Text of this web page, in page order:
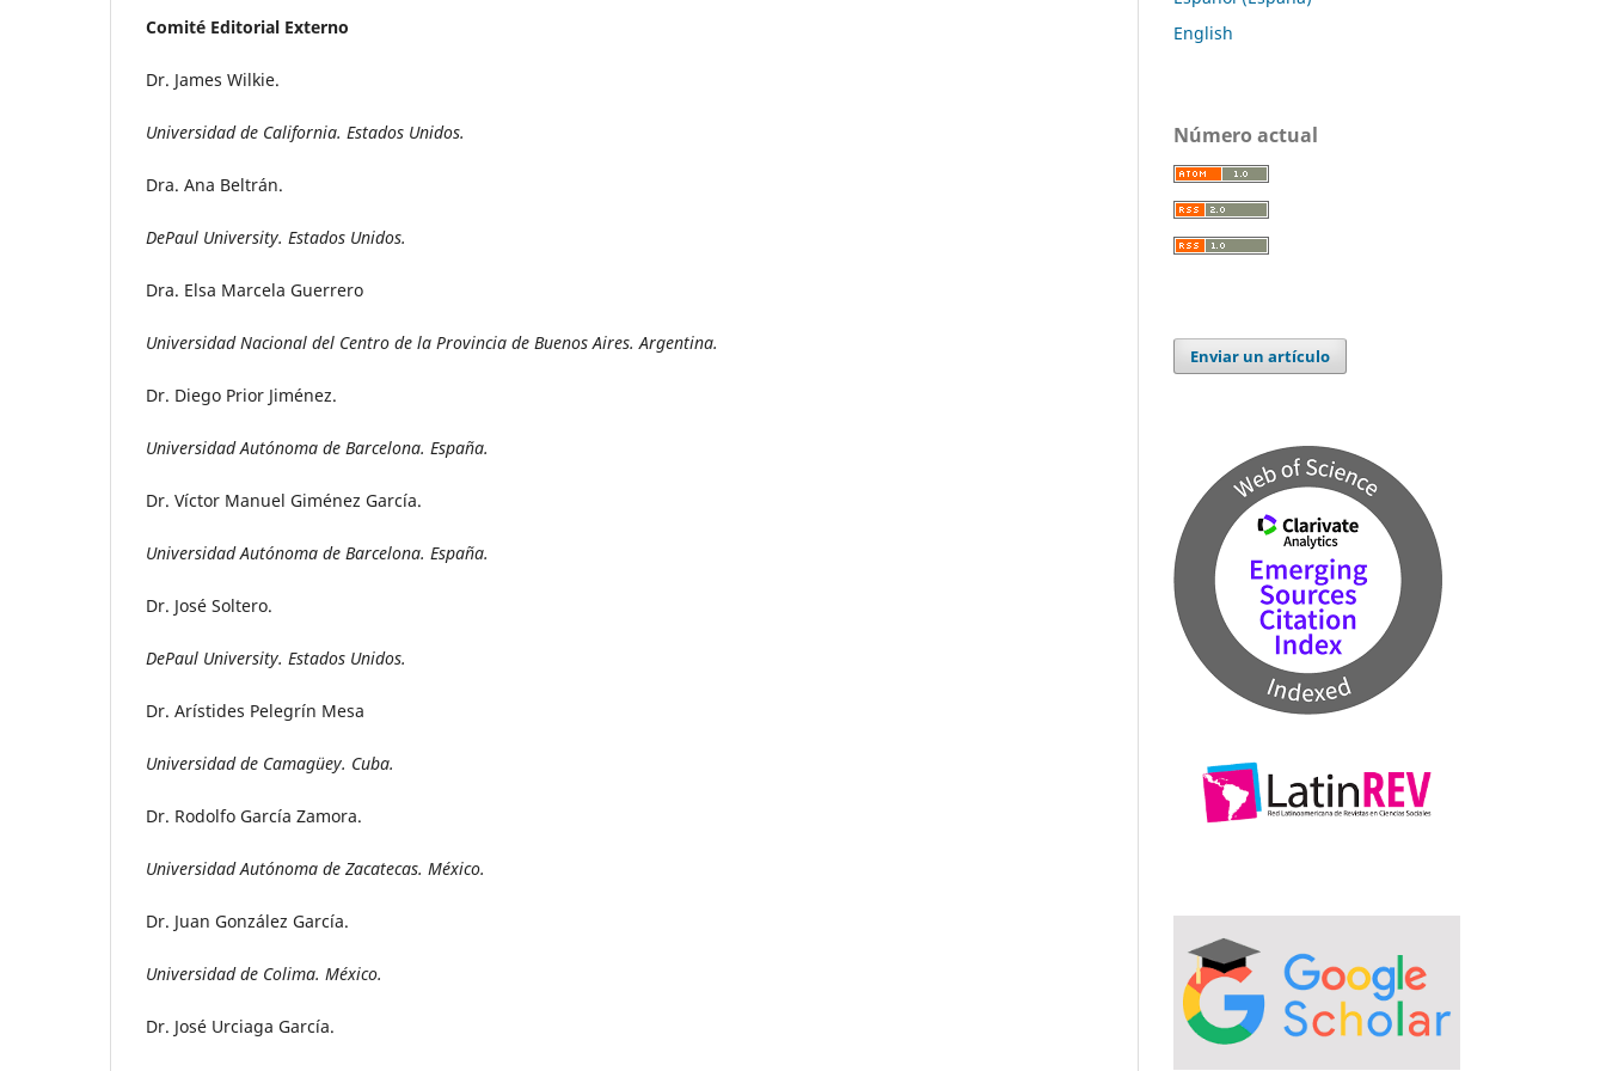
Comité Editorial Externo
Dr. James Wilkie.
Universidad de California. Estados Unidos.
Dra. Ana Beltrán.
DePaul University. Estados Unidos.
Dra. Elsa Marcela Guerrero
Universidad Nacional del Centro de la Provincia de Buenos Aires. Argentina.
Dr. Diego Prior Jiménez.
Universidad Autónoma de Barcelona. España.
Dr. Víctor Manuel Giménez García.
Universidad Autónoma de Barcelona. España.
Dr. José Soltero.
DePaul University. Estados Unidos.
Dr. Arístides Pelegrín Mesa
Universidad de Camagüey. Cuba.
Dr. Rodolfo García Zamora.
Universidad Autónoma de Zacatecas. México.
Dr. Juan González García.
Universidad de Colima. México.
Dr. José Urciaga García.
English
Número actual
Enviar un artículo